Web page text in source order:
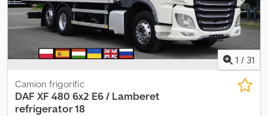
direcționabilă Greutate goală: 8.023 kg Capacitate de încărcare:
27.879 kg Greutate maximă admisă: 35.902 kg ITV (Inspecție
tehnică principală): valabil până la 05.2027
1 / 31
Camion frigorific
DAF XF 480 6x2 E6 / Lamberet
refrigerator 18